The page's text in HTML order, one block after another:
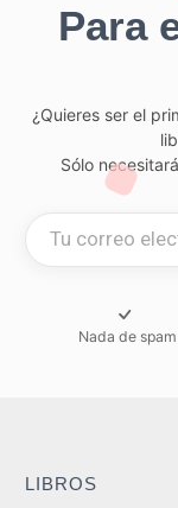
Para
¿Quieres ser el
Sólo
Nada de spam
LIBROS